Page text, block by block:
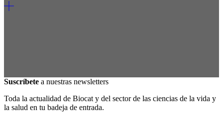
Suscríbete a nuestras newsletters
Toda la actualidad de Biocat y del sector de las ciencias de la vida y
la salud en tu badeja de entrada.